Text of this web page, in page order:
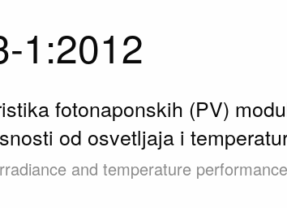
1:2012
fotonaponskih (PV)
od osvetljaja i
and temperature